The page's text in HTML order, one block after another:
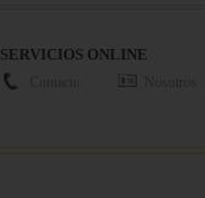
SERVICIOS ONLINE